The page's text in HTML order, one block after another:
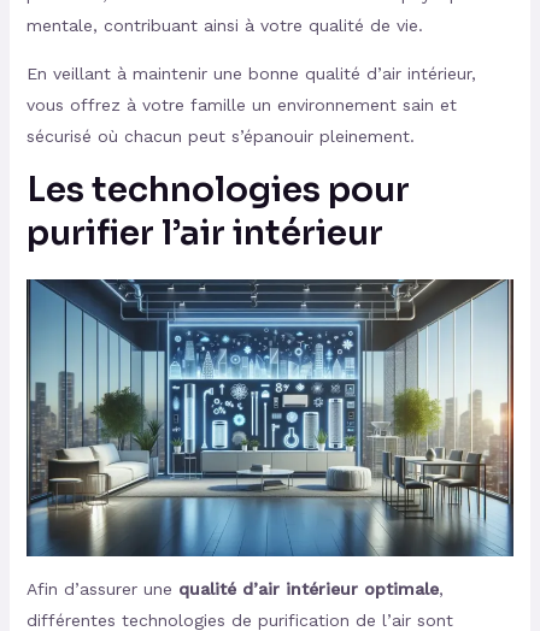
mentale, contribuant ainsi à votre qualité de vie.
En veillant à maintenir une bonne qualité d’air intérieur,
vous offrez à votre famille un environnement sain et
sécurisé où chacun peut s’épanouir pleinement.
Les technologies pour
purifier l’air intérieur
Afin d’assurer une qualité d’air intérieur optimale,
différentes technologies de purification de l’air sont